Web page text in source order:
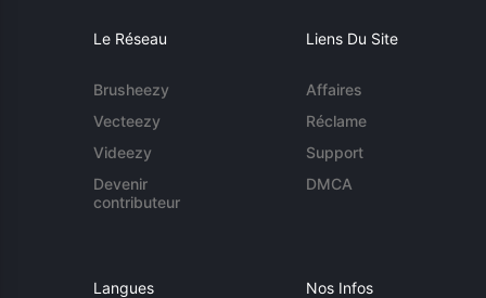
Le Réseau
Brusheezy
Vecteezy
Videezy
Devenir
contributeur
Liens Du Site
Affaires
Réclame
Support
DMCA
Langues Nos Infos